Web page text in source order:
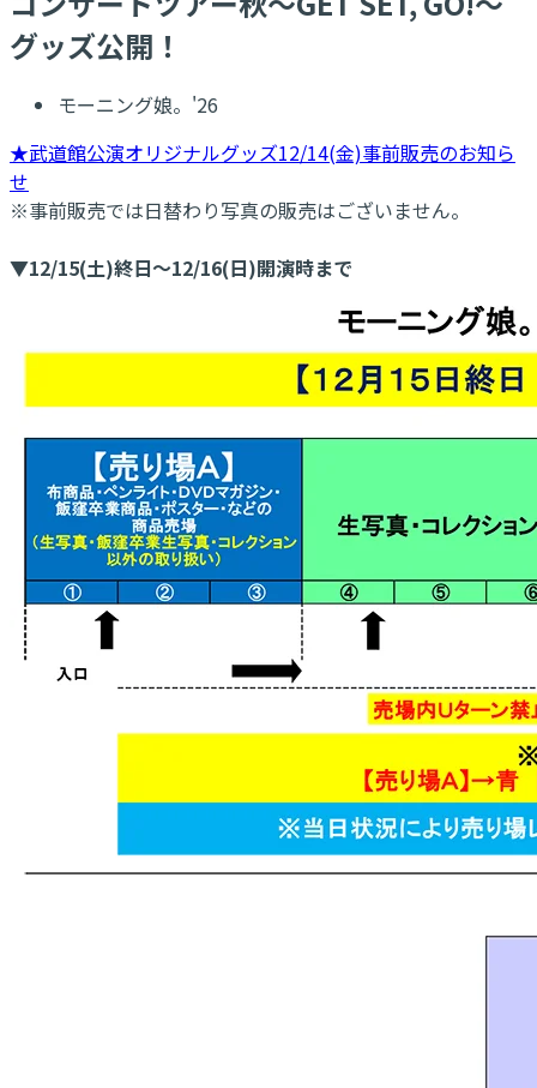
グッズ公開！
モーニング娘。'26
★武道館公演オリジナルグッズ12/14(金)事前販売のお知ら
せ
※事前販売では日替わり写真の販売はございません。
▼12/15(土)終日～12/16(日)開演時まで